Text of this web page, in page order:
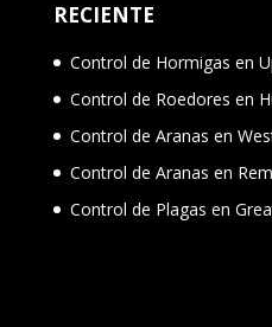
RECIENTE
Control de Hormigas en
Control de Roedores en
Control de Aranas en
Control de Aranas en
Control de Plagas en